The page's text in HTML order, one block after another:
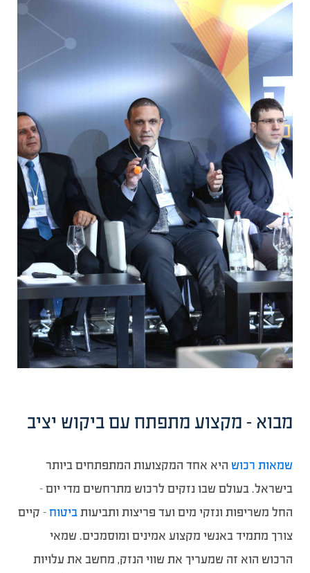
מבוא – מקצוע מתפתח עם ביקוש יציב
שמאות רכוש היא אחד המקצועות המתפתחים ביותר
בישראל. בעולם שבו נזקים לרכוש מתרחשים מדי יום –
החל משריפות ונזקי מים ועד פריצות ותביעותביטוח– קיים
צורך מתמיד באנשי מקצוע אמינים ומוסמכים. שמאי
הרכוש הוא זה שמעריך את שווי הנזק, מחשב את עלויות